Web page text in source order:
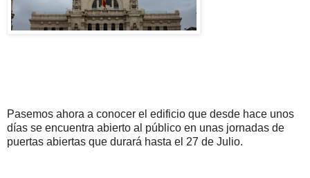
Pasemos ahora a conocer el edificio que desde hace unos
días se encuentra abierto al público en unas jornadas de
puertas abiertas que durará hasta el 27 de Julio.